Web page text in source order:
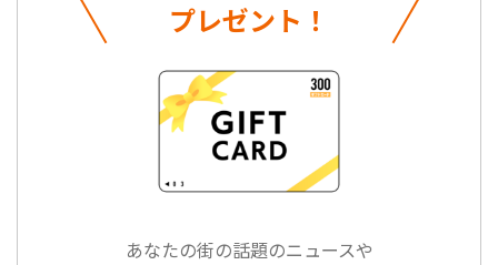
プレゼント！
あなたの街の話題のニュースや